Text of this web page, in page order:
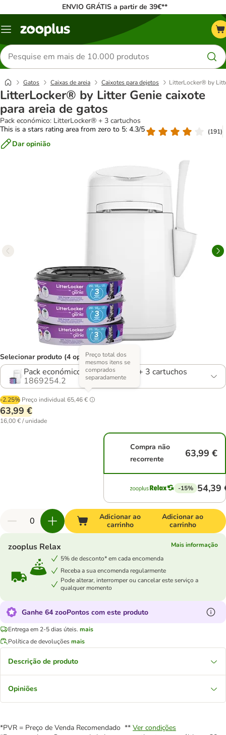
ENVIO GRÁTIS a partir de 39€**
Menu
Pesquisar
produtos
Gatos Caixas de areia Caixotes para dejetos LitterLocker® by
LitterLocker® by Litter Genie caixote
para areia de gatos
Pack económico: LitterLocker® + 3 cartuchos
This is a stars rating area from zero to 5: 4.3/5
(191)
Dar opinião
Selecionar produto (4 opções)
Pack económico: LitterLocker® + 3 cartuchos
1869254.2
-2.25% Preço individual65,46 €
Preço total dos
mesmos itens se
comprados
separadamente
63,99 €
16,00 € / unidade
Compra não
recorrente
63,99 €
-15% 54,39
Adicionar ao
carrinho
Adicionar ao
carrinho
zooplus Relax
Mais informação
5% de desconto* em cada encomenda
Receba a sua encomenda regularmente
Pode alterar, interromper ou cancelar este serviço a
qualquer momento
Ganhe 64 zooPontos com este produto
Entrega em 2-5 dias úteis. mais
Política de devoluçõesmais
Descrição de produto
Opiniões
*PVR = Preço de Venda Recomendado ** Ver condições